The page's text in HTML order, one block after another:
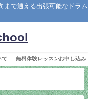
まで通える出張可能なドラム
て 無料体験レッスンお申し込み